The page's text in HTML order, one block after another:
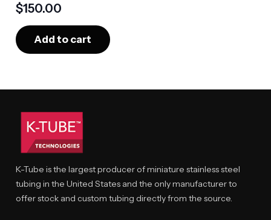
$150.00
Add to cart
K-Tube is the largest producer of miniature stainless steel
tubing in the United States and the only manufacturer to
offer stock and custom tubing directly from the source.